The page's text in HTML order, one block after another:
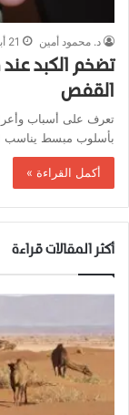
د. محمود أمين 21 أبريل، 2025
تضخم الكبد
القفص
تعرف على أسباب
بأسلوب مبسط يناسب
أكمل القراءة »
أكثر المقالات قراءة